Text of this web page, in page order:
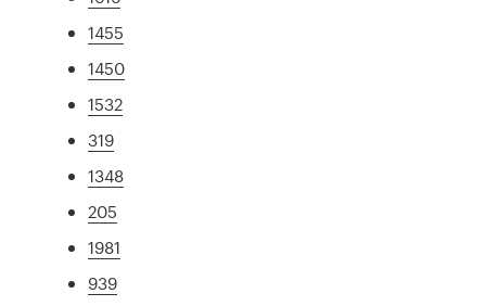
1455
1450
1532
319
1348
205
1981
939